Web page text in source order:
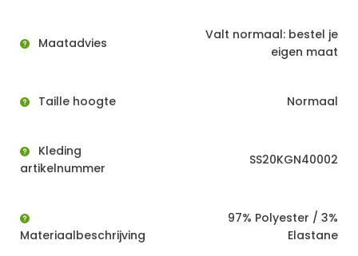
Maatadvies
Valt normaal: bestel je
eigen maat
Taille hoogte Normaal
Kleding
artikelnummer
SS20KGN40002
Materiaalbeschrijving
97% Polyester / 3%
Elastane